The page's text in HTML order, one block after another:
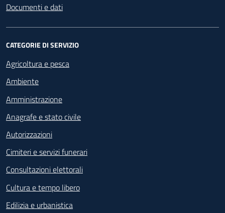
Documenti e dati
CATEGORIE DI SERVIZIO
Agricoltura e pesca
Ambiente
Amministrazione
Anagrafe e stato civile
Autorizzazioni
Cimiteri e servizi funerari
Consultazioni elettorali
Cultura e tempo libero
Edilizia e urbanistica